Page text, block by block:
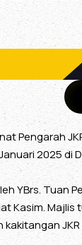
Pengarah
2025 di
YBrs. Tuan
Kasim.
JKR